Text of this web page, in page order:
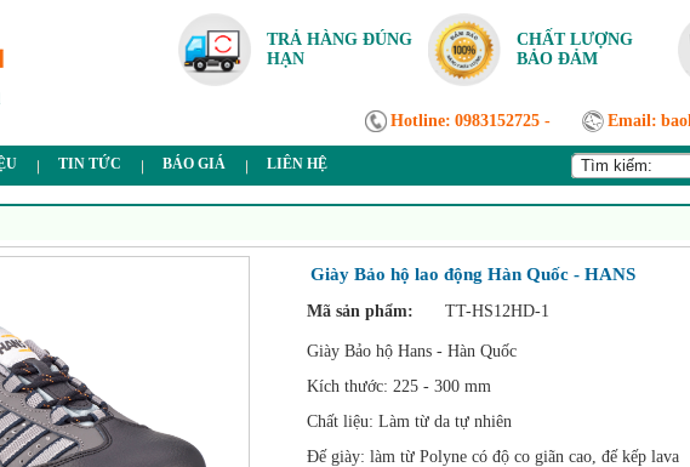
TRẢ HÀNG ĐÚNG
HẠN
CHẤT LƯỢNG
BẢO ĐẢM
Hotline: 0983152725 - Email:
TIN TỨC BÁO GIÁ LIÊN HỆ
Giày Bảo hộ lao động Hàn Quốc - HANS
Mã sản phẩm: TT-HS12HD-1
Giày Bảo hộ Hans - Hàn Quốc
Kích thước: 225 - 300 mm
Chất liệu: Làm từ da tự nhiên
Đế giày: làm từ Polyne có độ co giãn cao, đế kếp lava